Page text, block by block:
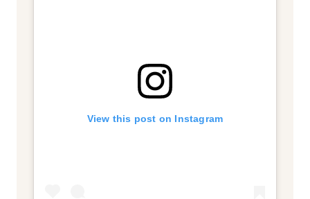
View this post on Instagram